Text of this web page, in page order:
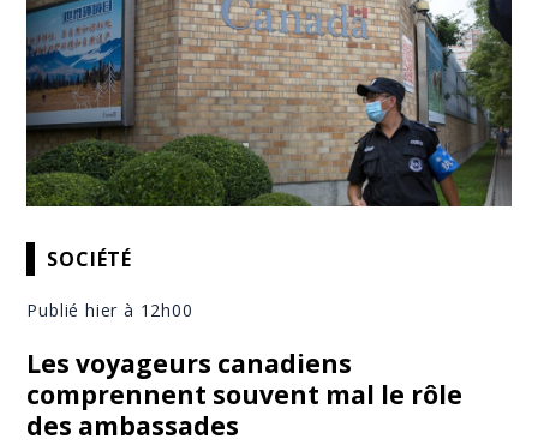
SOCIÉTÉ
Publié hier à 12h00
Les voyageurs canadiens
comprennent souvent mal le rôle
des ambassades